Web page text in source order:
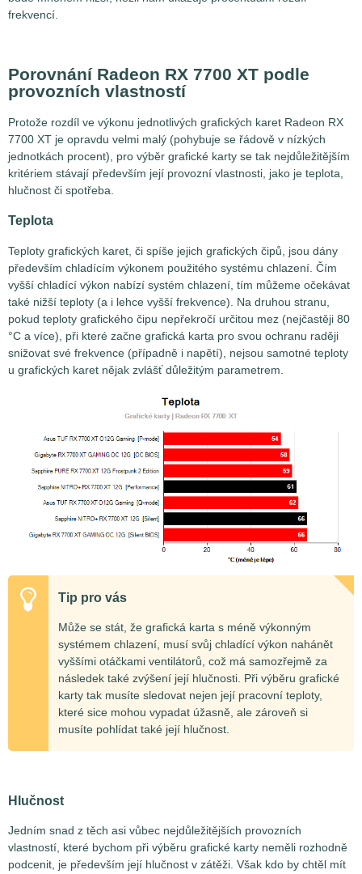
frekvencí.
Porovnání Radeon RX 7700 XT podle
provozních vlastností
Protože rozdíl ve výkonu jednotlivých grafických karet Radeon RX
7700 XT je opravdu velmi malý (pohybuje se řádově v nízkých
jednotkách procent), pro výběr grafické karty se tak nejdůležitějším
kritériem stávají především její provozní vlastnosti, jako je teplota,
hlučnost či spotřeba.
Teplota
Teploty grafických karet, či spíše jejich grafických čipů, jsou dány
především chladícím výkonem použitého systému chlazení. Čím
vyšší chladící výkon nabízí systém chlazení, tím můžeme očekávat
také nižší teploty (a i lehce vyšší frekvence). Na druhou stranu,
pokud teploty grafického čipu nepřekročí určitou mez (nejčastěji 80
°C a více), při které začne grafická karta pro svou ochranu raději
snižovat své frekvence (případně i napětí), nejsou samotné teploty
u grafických karet nějak zvlášť důležitým parametrem.
Tip pro vás
Může se stát, že grafická karta s méně výkonným
systémem chlazení, musí svůj chladící výkon nahánět
vyššími otáčkami ventilátorů, což má samozřejmě za
následek také zvýšení její hlučnosti. Při výběru grafické
karty tak musíte sledovat nejen její pracovní teploty,
které sice mohou vypadat úžasně, ale zároveň si
musíte pohlídat také její hlučnost.
Hlučnost
Jedním snad z těch asi vůbec nejdůležitějších provozních
vlastností, které bychom při výběru grafické karty neměli rozhodně
podcenit, je především její hlučnost v zátěži. Však kdo by chtěl mít